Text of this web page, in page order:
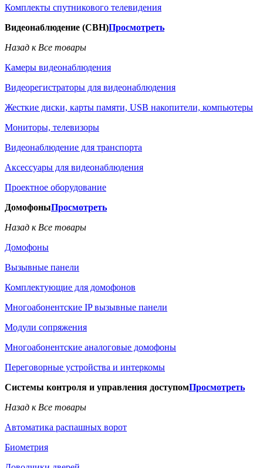
Комплекты спутникового телевидения
Видеонаблюдение (СВН)Просмотреть
Назад к Все товары
Камеры видеонаблюдения
Видеорегистраторы для видеонаблюдения
Жесткие диски, карты памяти, USB накопители, компьютеры
Мониторы, телевизоры
Видеонаблюдение для транспорта
Аксессуары для видеонаблюдения
Проектное оборудование
ДомофоныПросмотреть
Назад к Все товары
Домофоны
Вызывные панели
Комплектующие для домофонов
Многоабонентские IP вызывные панели
Модули сопряжения
Многоабонентские аналоговые домофоны
Переговорные устройства и интеркомы
Системы контроля и управления доступомПросмотреть
Назад к Все товары
Автоматика распашных ворот
Биометрия